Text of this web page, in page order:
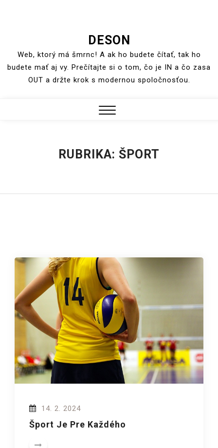
content
DESON
Web, ktorý má šmrnc! A ak ho budete čítať, tak ho
budete mať aj vy. Prečítajte si o tom, čo je IN a čo zasa
OUT a držte krok s modernou spoločnosťou.
RUBRIKA: ŠPORT
14. 2. 2024
Šport Je Pre Každého